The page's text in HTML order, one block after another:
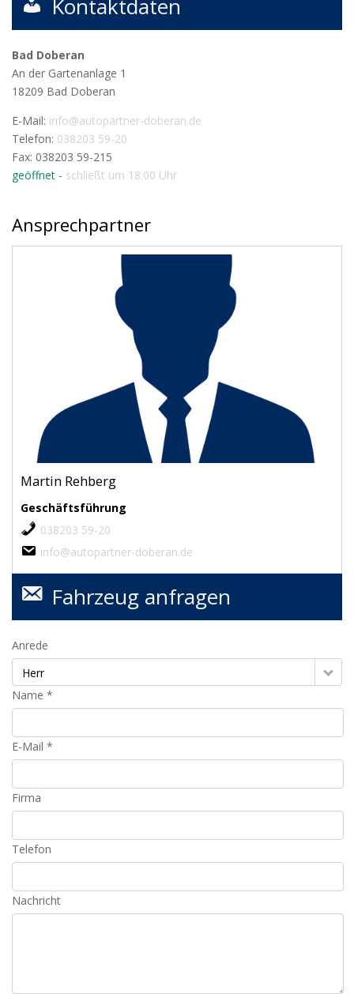
Kontaktdaten
Bad Doberan
An der Gartenanlage 1
18209 Bad Doberan
E-Mail: info@autopartner-doberan.de
Telefon: 038203 59-20
Fax: 038203 59-215
geöffnet - schließt um 18:00 Uhr
Ansprechpartner
Martin Rehberg
Geschäftsführung
038203 59-20
info@autopartner-doberan.de
Fahrzeug anfragen
Anrede
Herr
Name *
E-Mail *
Firma
Telefon
Nachricht